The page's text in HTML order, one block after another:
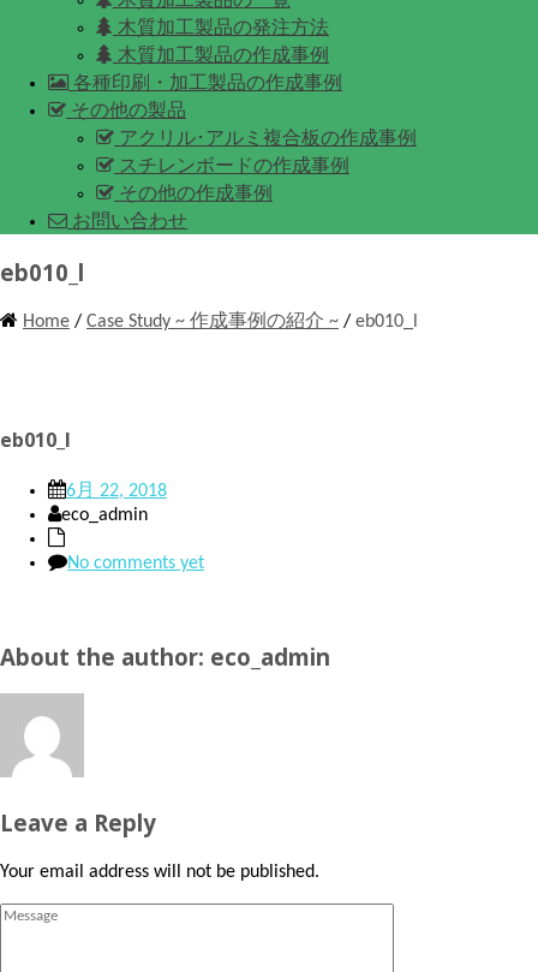
木質加工製品の発注方法
木質加工製品の作成事例
各種印刷・加工製品の作成事例
その他の製品
アクリル･アルミ複合板の作成事例
スチレンボードの作成事例
その他の作成事例
お問い合わせ
eb010_l
Home / Case Study ~ 作成事例の紹介 ~ / eb010_l
eb010_l
6月 22, 2018
eco_admin
No comments yet
About the author: eco_admin
Leave a Reply
Your email address will not be published.